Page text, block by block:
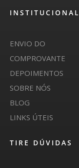
INSTITUCIONAL
ENVIO DO
COMPROVANTE
DEPOIMENTOS
SOBRE NÓS
BLOG
LINKS ÚTEIS
TIRE DÚVIDAS